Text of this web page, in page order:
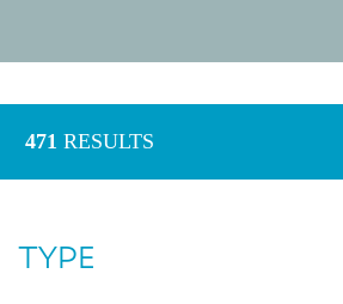
471 RESULTS
TYPE